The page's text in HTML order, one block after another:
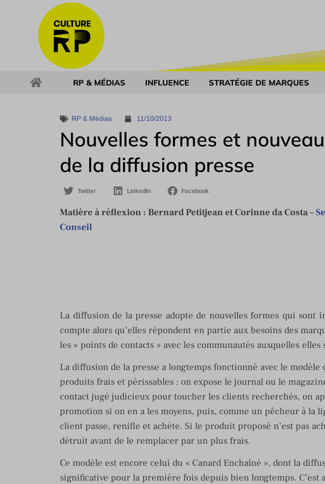
RP & MÉDIAS INFLUENCE STRATÉGIE DE MARQUES
RP & Médias 11/10/2013
Nouvelles formes et
de la diffusion presse
Twitter LinkedIn Facebook
Matière à réflexion : Bernard Petitjean et Corinne da Costa –
Conseil
La diffusion de la presse adopte de nouvelles formes qui sont
compte alors qu’elles répondent en partie aux besoins des
les « points de contacts » avec les communautés auxquelles elles
La diffusion de la presse a longtemps fonctionné avec le modèle
produits frais et périssables : on expose le journal ou le
contact jugé judicieux pour toucher les clients recherchés, on
promotion si on en a les moyens, puis, comme un pêcheur à la
client passe, renifle et achète. Si le produit proposé n’est pas
détruit avant de le remplacer par un plus frais.
Ce modèle est encore celui du « Canard Enchaîné », dont la
significative pour la première fois depuis bien longtemps. C’est